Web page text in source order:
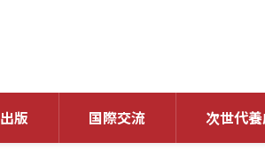
出版 国際交流 次世代